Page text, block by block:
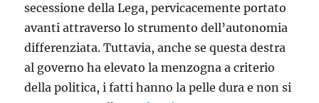
secessione della Lega, pervicacemente portato
avanti attraverso lo strumento dell’autonomia
differenziata. Tuttavia, anche se questa destra
al governo ha elevato la menzogna a criterio
della politica, i fatti hanno la pelle dura e non si